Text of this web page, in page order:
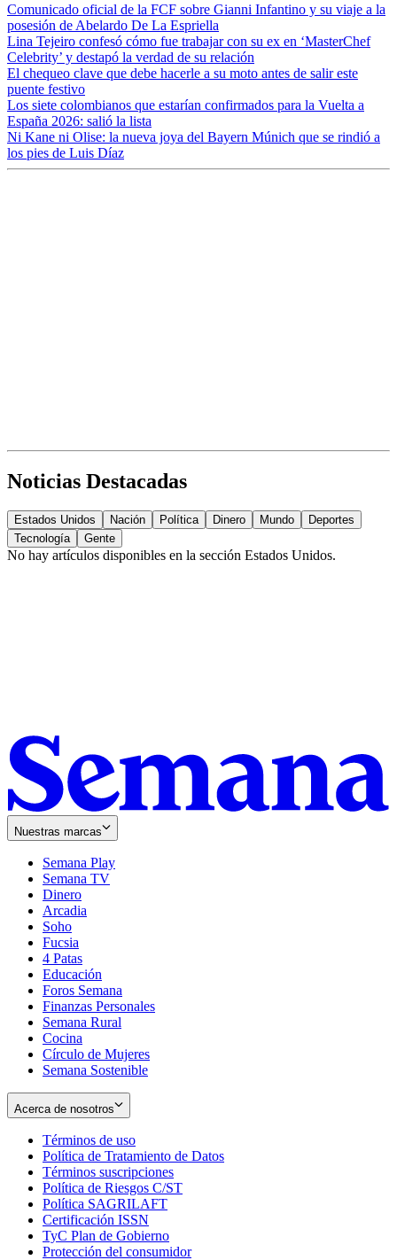
Comunicado oficial de la FCF sobre Gianni Infantino y su viaje a la
posesión de Abelardo De La Espriella
Lina Tejeiro confesó cómo fue trabajar con su ex en ‘MasterChef
Celebrity’ y destapó la verdad de su relación
El chequeo clave que debe hacerle a su moto antes de salir este
puente festivo
Los siete colombianos que estarían confirmados para la Vuelta a
España 2026: salió la lista
Ni Kane ni Olise: la nueva joya del Bayern Múnich que se rindió a
los pies de Luis Díaz
Noticias Destacadas
Estados Unidos Nación Política Dinero Mundo
Deportes
Tecnología
Gente
No hay artículos disponibles en la sección Estados Unidos.
Nuestras marcas
Semana Play
Semana TV
Dinero
Arcadia
Soho
in
new
window
Fucsia
in
new
window
4 Patas
Educación
Foros Semana
Finanzas Personales
Semana Rural
Cocina
Círculo de Mujeres
Semana Sostenible
Acerca de nosotros
Términos de uso
in
new
window
Política de Tratamiento de Datos
Términos suscripciones
in
Política de Riesgos C/ST
Política SAGRILAFT
new
window
Certificación ISSN
in
new
TyC Plan de Gobierno
in
Protección del consumidorOpens